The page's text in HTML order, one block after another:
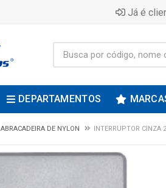
Já é
DEPARTAMENTOS
ABRACADEIRA DE NYLON INTERRUPTOR CINZA